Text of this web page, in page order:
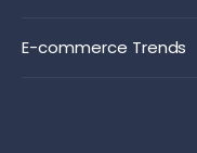
E-commerce Trends